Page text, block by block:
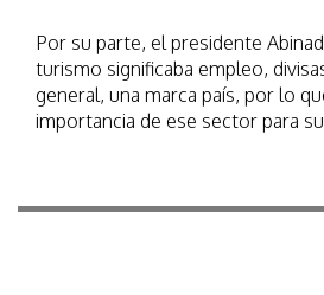
Por su parte, el presidente
turismo significaba empleo,
general, una marca país, por lo
importancia de ese sector para